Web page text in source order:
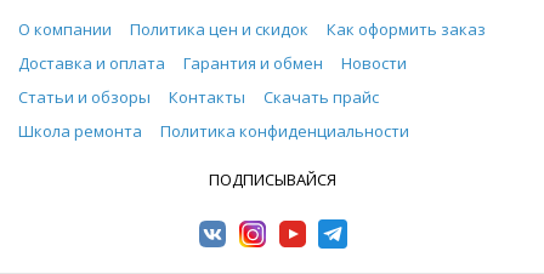
О компании Политика цен и скидок
Как оформить заказ
Доставка и оплата
Гарантия и обмен
Новости
Статьи и обзоры
Контакты
Скачать прайс
Школа ремонта
Политика конфиденциальности
ПОДПИСЫВАЙСЯ